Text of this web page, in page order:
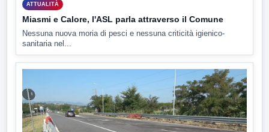
ATTUALITÀ
Miasmi e Calore, l'ASL parla attraverso il Comune
Nessuna nuova moria di pesci e nessuna criticità igienico-
sanitaria nel...